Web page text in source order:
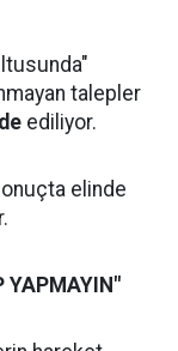
talepler
ediliyor.
elinde
YAPMAYIN"